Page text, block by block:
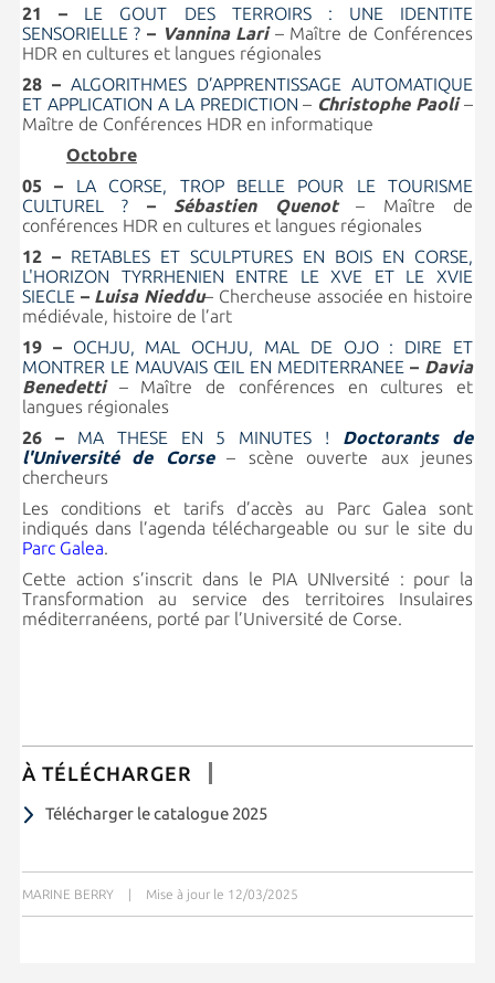
21 –
LE GOUT DES TERROIRS : UNE IDENTITE
SENSORIELLE ? – Vannina Lari– Maître de Conférences
HDR en cultures et langues régionales
28 – ALGORITHMES D’APPRENTISSAGE AUTOMATIQUE
ET APPLICATION A LA PREDICTION – Christophe Paoli–
Maître de Conférences HDR en informatique
Octobre
05 –
LA CORSE, TROP BELLE POUR LE TOURISME
CULTUREL ?
– Sébastien Quenot– Maître de
conférences HDR en cultures et langues régionales
12 – RETABLES ET SCULPTURES EN BOIS EN CORSE,
L'HORIZON TYRRHENIEN ENTRE LE XVE ET LE XVIE
SIECLE – Luisa Nieddu– Chercheuse associée en histoire
médiévale, histoire de l’art
19 –
OCHJU, MAL OCHJU, MAL DE OJO : DIRE ET
MONTRER LE MAUVAIS ŒIL EN MEDITERRANEE – Davia
Benedetti – Maître de conférences en cultures et
langues régionales
26 –
MA THESE EN 5 MINUTES ! Doctorants de
l'Université de Corse
– scène ouverte aux jeunes
chercheurs
Les conditions et tarifs d’accès au Parc Galea sont
indiqués dans l’agenda téléchargeable ou sur le site du
Parc Galea.
Cette action s’inscrit dans le PIA UNIversité : pour la
Transformation au service des territoires Insulaires
méditerranéens, porté par l’Université de Corse.
À TÉLÉCHARGER
Télécharger le catalogue 2025
MARINE BERRY | Mise à jour le 12/03/2025